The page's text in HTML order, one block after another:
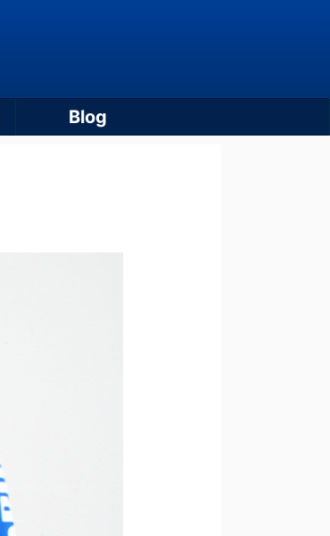
Blog